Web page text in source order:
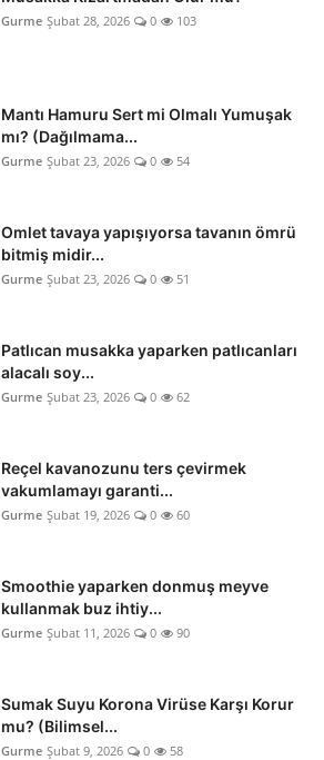
Gurme Şubat 28, 2026 0 103
Mantı Hamuru Sert mi Olmalı Yumuşak
mı? (Dağılmama...
Gurme Şubat 23, 2026 0 54
Omlet tavaya yapışıyorsa tavanın ömrü
bitmiş midir...
Gurme Şubat 23, 2026 0 51
Patlıcan musakka yaparken patlıcanları
alacalı soy...
Gurme Şubat 23, 2026 0 62
Reçel kavanozunu ters çevirmek
vakumlamayı garanti...
Gurme Şubat 19, 2026 0 60
Smoothie yaparken donmuş meyve
kullanmak buz ihtiy...
Gurme Şubat 11, 2026 0 90
Sumak Suyu Korona Virüse Karşı Korur
mu? (Bilimsel...
Gurme Şubat 9, 2026 0 58